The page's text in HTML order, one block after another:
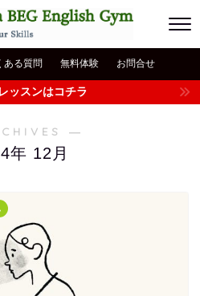
ある質問 無料体験 お問合せ
ッスンはコチラ
―
年 12月